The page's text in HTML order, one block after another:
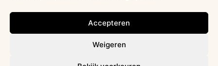
Accepteren
Weigeren